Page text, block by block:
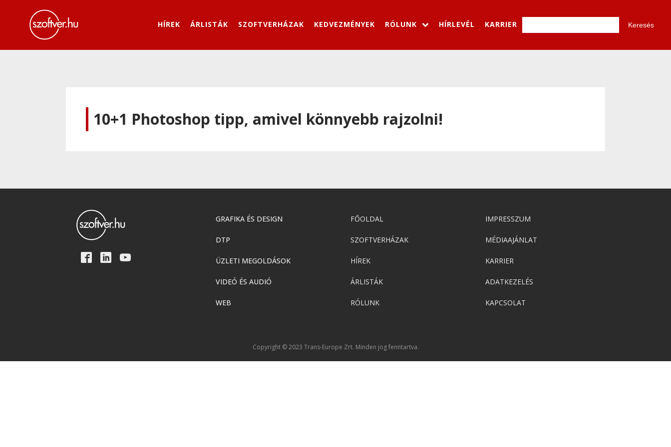
HÍREK ÁRLISTÁK SZOFTVERHÁZAK KEDVEZMÉNYEK RÓLUNK HÍRLEVÉL KARRIER
10+1 Photoshop tipp, amivel könnyebb rajzolni!
GRAFIKA ÉS DESIGN
DTP
ÜZLETI MEGOLDÁSOK
VIDEÓ ÉS AUDIÓ
WEB
FŐOLDAL
SZOFTVERHÁZAK
HÍREK
ÁRLISTÁK
RÓLUNK
IMPRESSZUM
MÉDIAAJÁNLAT
KARRIER
ADATKEZELÉS
KAPCSOLAT
Copyright © 2023 Trans-Europe Zrt. Minden jog fenntartva.